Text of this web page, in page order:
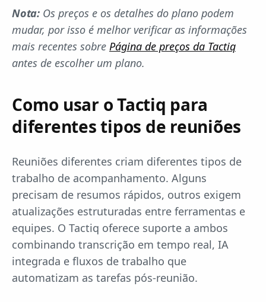
Nota: Os preços e os detalhes do plano podem
mudar, por isso é melhor verificar as informações
mais recentes sobre Página de preços da Tactiq
antes de escolher um plano.
Como usar o Tactiq para
diferentes tipos de reuniões
Reuniões diferentes criam diferentes tipos de
trabalho de acompanhamento. Alguns
precisam de resumos rápidos, outros exigem
atualizações estruturadas entre ferramentas e
equipes. O Tactiq oferece suporte a ambos
combinando transcrição em tempo real, IA
integrada e fluxos de trabalho que
automatizam as tarefas pós-reunião.